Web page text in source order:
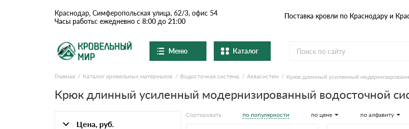
Поставка кровли по Краснодару и
Краснодар, Симферопольская улица, 62/3, офис 54
Часы работы: ежедневно с 8:00 до 21:00
Меню
О компании
Вопросы-ответы
Каталог
Ондулин и шифер Металлочерепица
Натуральная керамическая
Главная Каталог кровельных материалов Водосточная система Аквасистем Крюк длинный усиленный
Крюк длинный усиленный модернизированный водосточной
Цена, руб.
Сортировать: по популярности по цене по алфавиту